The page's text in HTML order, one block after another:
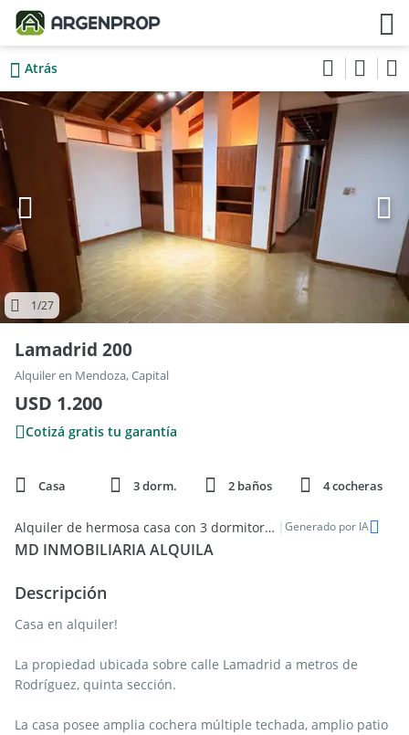
Atrás
1/27
Lamadrid 200
Alquiler en Mendoza, Capital
USD 1.200
Cotizá gratis tu garantía
Casa 3 dorm. 2 baños 4 cocheras
Alquiler de hermosa casa con 3 dormitorios y 4 cocheras en Mendoza, Capital | Generado por IA
MD INMOBILIARIA ALQUILA
Descripción
Casa en alquiler!
La propiedad ubicada sobre calle Lamadrid a metros de
Rodríguez, quinta sección.
La casa posee amplia cochera múltiple techada, amplio patio